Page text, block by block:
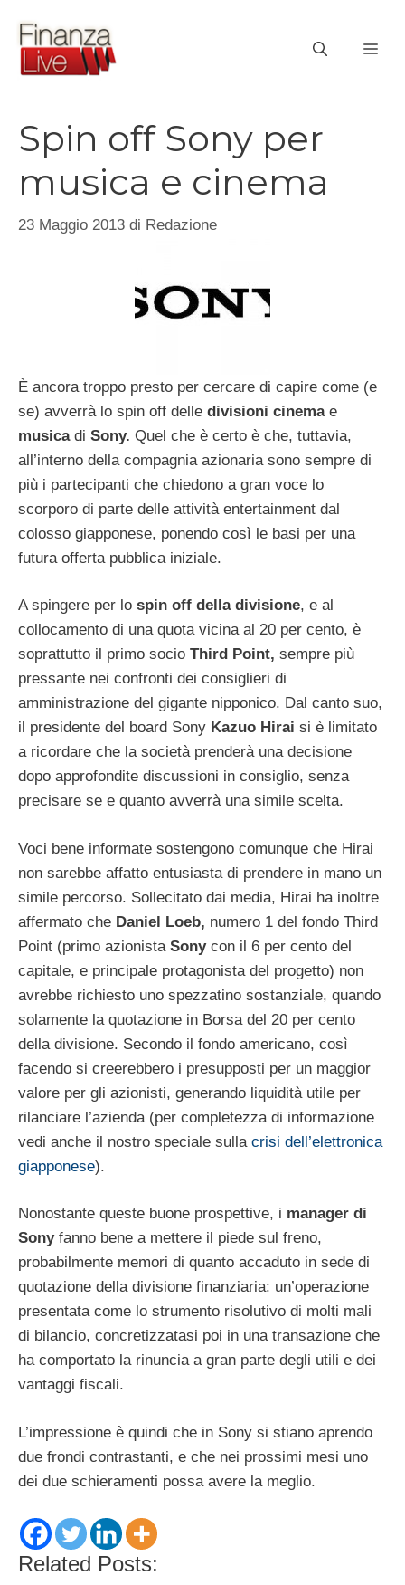
contenuto
Spin off Sony per
musica e cinema
23 Maggio 2013 di Redazione
È ancora troppo presto per cercare di capire come (e
se) avverrà lo spin off delle divisioni cinemae
musicadi Sony. Quel che è certo è che, tuttavia,
all’interno della compagnia azionaria sono sempre di
più i partecipanti che chiedono a gran voce lo
scorporo di parte delle attività entertainment dal
colosso giapponese, ponendo così le basi per una
futura offerta pubblica iniziale.
A spingere per lo spin off della divisione, e al
collocamento di una quota vicina al 20 per cento, è
soprattutto il primo socio Third Point, sempre più
pressante nei confronti dei consiglieri di
amministrazione del gigante nipponico. Dal canto suo,
il presidente del board Sony Kazuo Hirai si è limitato
a ricordare che la società prenderà una decisione
dopo approfondite discussioni in consiglio, senza
precisare se e quanto avverrà una simile scelta.
Voci bene informate sostengono comunque che Hirai
non sarebbe affatto entusiasta di prendere in mano un
simile percorso. Sollecitato dai media, Hirai ha inoltre
affermato che Daniel Loeb, numero 1 del fondo Third
Point (primo azionista Sonycon il 6 per cento del
capitale, e principale protagonista del progetto) non
avrebbe richiesto uno spezzatino sostanziale, quando
solamente la quotazione in Borsa del 20 per cento
della divisione. Secondo il fondo americano, così
facendo si creerebbero i presupposti per un maggior
valore per gli azionisti, generando liquidità utile per
rilanciare l’azienda (per completezza di informazione
vedi anche il nostro speciale sulla crisi dell’elettronica
giapponese).
Nonostante queste buone prospettive, i manager di
Sonyfanno bene a mettere il piede sul freno,
probabilmente memori di quanto accaduto in sede di
quotazione della divisione finanziaria: un’operazione
presentata come lo strumento risolutivo di molti mali
di bilancio, concretizzatasi poi in una transazione che
ha comportato la rinuncia a gran parte degli utili e dei
vantaggi fiscali.
L’impressione è quindi che in Sony si stiano aprendo
due frondi contrastanti, e che nei prossimi mesi uno
dei due schieramenti possa avere la meglio.
Related Posts: